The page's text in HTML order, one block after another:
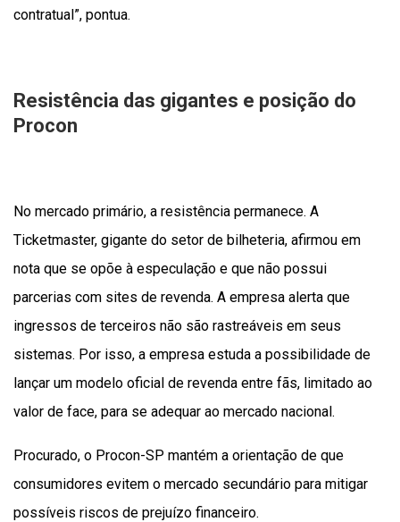
contratual”, pontua.
Resistência das gigantes e posição do
Procon
No mercado primário, a resistência permanece. A
Ticketmaster, gigante do setor de bilheteria, afirmou em
nota que se opõe à especulação e que não possui
parcerias com sites de revenda. A empresa alerta que
ingressos de terceiros não são rastreáveis em seus
sistemas. Por isso, a empresa estuda a possibilidade de
lançar um modelo oficial de revenda entre fãs, limitado ao
valor de face, para se adequar ao mercado nacional.
Procurado, o Procon-SP mantém a orientação de que
consumidores evitem o mercado secundário para mitigar
possíveis riscos de prejuízo financeiro.